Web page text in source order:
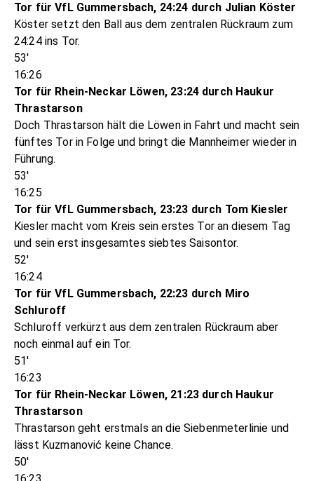
Tor für VfL Gummersbach, 24:24 durch Julian Köster
Köster setzt den Ball aus dem zentralen Rückraum zum
24:24 ins Tor.
53'
16:26
Tor für Rhein-Neckar Löwen, 23:24 durch Haukur
Thrastarson
Doch Thrastarson hält die Löwen in Fahrt und macht sein
fünftes Tor in Folge und bringt die Mannheimer wieder in
Führung.
53'
16:25
Tor für VfL Gummersbach, 23:23 durch Tom Kiesler
Kiesler macht vom Kreis sein erstes Tor an diesem Tag
und sein erst insgesamtes siebtes Saisontor.
52'
16:24
Tor für VfL Gummersbach, 22:23 durch Miro
Schluroff
Schluroff verkürzt aus dem zentralen Rückraum aber
noch einmal auf ein Tor.
51'
16:23
Tor für Rhein-Neckar Löwen, 21:23 durch Haukur
Thrastarson
Thrastarson geht erstmals an die Siebenmeterlinie und
lässt Kuzmanović keine Chance.
50'